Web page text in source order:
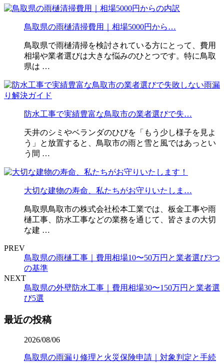
鳥取県の雨樋清掃費用｜相場5000円から…
鳥取県で雨樋清掃を検討されている方にとって、費用
相場や業者選びは大きな悩みのひとつです。特に鳥取
県は …
防水工事で実績豊富な鳥取市の業者選びで失…
天井のシミやベランダのひびを「もう少し様子を見よ
う」と放置すると、鳥取市の雨と雪と風ではあっとい
う間 …
大切な建物の寿命、私たちがお守りいたしま…
鳥取県鳥取市の株式会社松本工業では、板金工事や雨
樋工事、防水工事などの業務を通じて、皆さまの大切
な建 …
PREV
鳥取県の雨樋工事｜費用相場10〜50万円と業者選び3つ
の基準
NEXT
鳥取県の外壁防水工事｜費用相場30〜150万円と業者選
び5選
最近の投稿
2026/08/06
鳥取県の雨漏り修理と火災保険申請｜対象判定と手続